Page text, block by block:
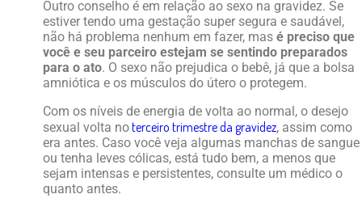
Outro conselho é em relação ao sexo na gravidez. Se
estiver tendo uma gestação super segura e saudável,
não há problema nenhum em fazer, mas é preciso que
você e seu parceiro estejam se sentindo preparados
para o ato. O sexo não prejudica o bebê, já que a bolsa
amniótica e os músculos do útero o protegem.
Com os níveis de energia de volta ao normal, o desejo
sexual volta noterceiro trimestre da gravidez, assim como
era antes. Caso você veja algumas manchas de sangue
ou tenha leves cólicas, está tudo bem, a menos que
sejam intensas e persistentes, consulte um médico o
quanto antes.